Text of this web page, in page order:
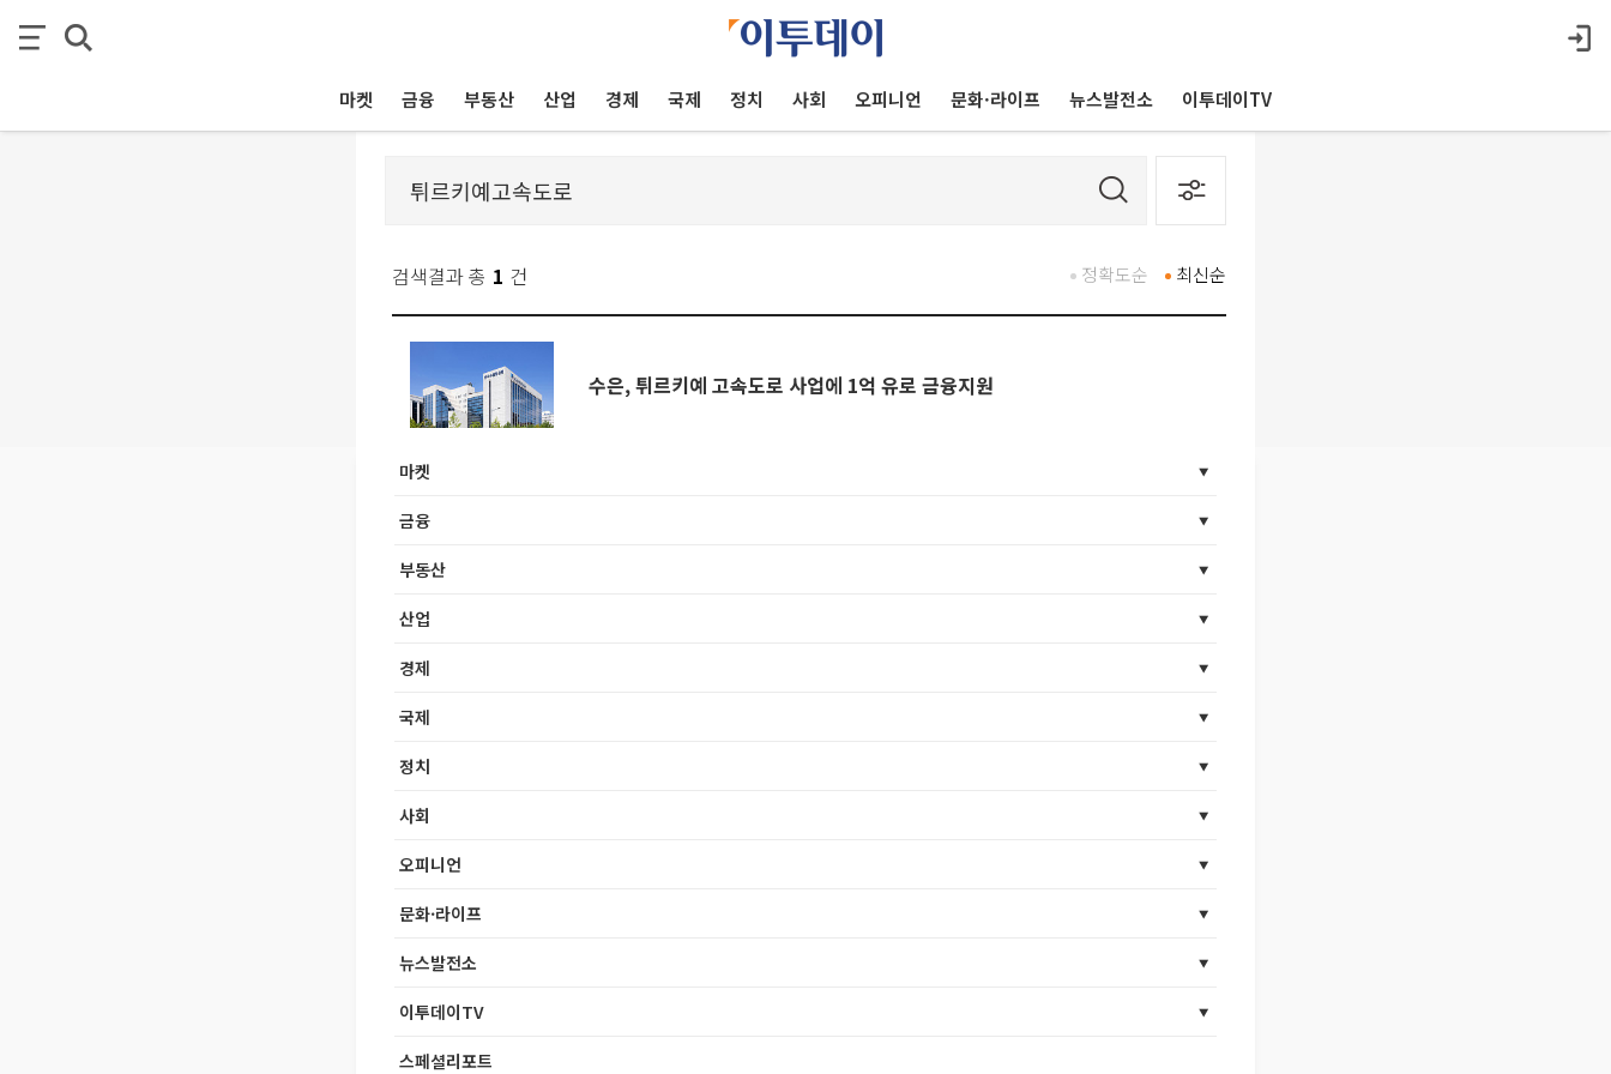
마켓 금융 부동산 산업 경제 국제 정치 사회 오피니언 문화·라이프 뉴스발전소 이투데이TV
검색결과 총 1 건 최신순
정확도순
수은, 튀르키예 고속도로 사업에 1억 유로 금융지원
마켓
금융
부동산
산업
경제
국제
정치
사회
오피니언
문화·라이프
뉴스발전소
이투데이TV
스페셜리포트